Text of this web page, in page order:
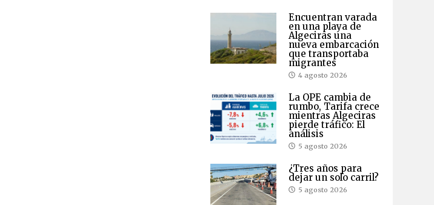
Encuentran varada
en una playa de
Algeciras una
nueva embarcación
que transportaba
migrantes
4 agosto 2026
La OPE cambia de
rumbo, Tarifa crece
mientras Algeciras
pierde tráfico: El
análisis
5 agosto 2026
¿Tres años para
dejar un solo carril?
5 agosto 2026